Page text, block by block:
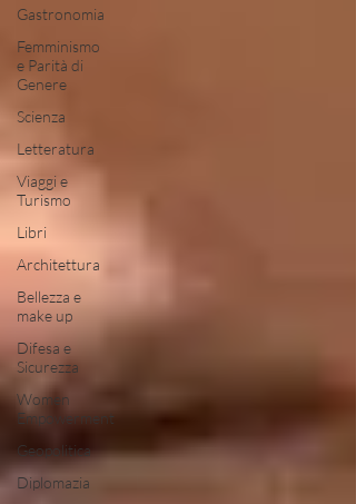
Gastronomia
Femminismo
e Parità di
Genere
Scienza
Letteratura
Viaggi e
Turismo
Libri
Architettura
Bellezza e
make up
Difesa e
Sicurezza
Women
Empowerment
Geopolitica
Diplomazia